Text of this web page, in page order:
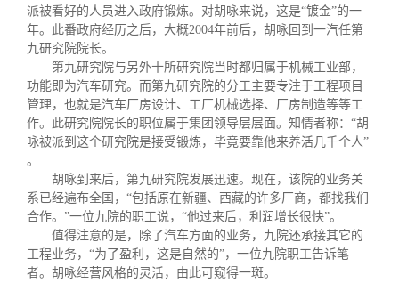
派被看好的人员进入政府锻炼。对胡咏来说，这是“镀金”的一
年。此番政府经历之后，大概2004年前后，胡咏回到一汽任第
九研究院院长。
第九研究院与另外十所研究院当时都归属于机械工业部，
功能即为汽车研究。而第九研究院的分工主要专注于工程项目
管理，也就是汽车厂房设计、工厂机械选择、厂房制造等等工
作。此研究院院长的职位属于集团领导层层面。知情者称：“胡
咏被派到这个研究院是接受锻炼，毕竟要靠他来养活几千个人”
。
胡咏到来后，第九研究院发展迅速。现在，该院的业务关
系已经遍布全国，“包括原在新疆、西藏的许多厂商，都找我们
合作。”一位九院的职工说，“他过来后，利润增长很快”。
值得注意的是，除了汽车方面的业务，九院还承接其它的
工程业务，“为了盈利，这是自然的”，一位九院职工告诉笔
者。胡咏经营风格的灵活，由此可窥得一斑。